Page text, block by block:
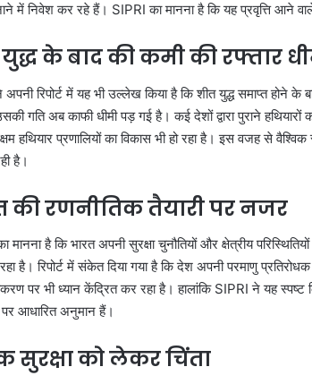
में निवेश कर रहे हैं। SIPRI का मानना है कि यह प्रवृत्ति आने वाले
के बाद की कमी की रफ्तार
रिपोर्ट में यह भी उल्लेख किया है कि शीत युद्ध समाप्त होने के
गति अब काफी धीमी पड़ गई है। कई देशों द्वारा पुराने
हथियार प्रणालियों का विकास भी हो रहा है। इस वजह से
है।
की रणनीतिक तैयारी पर नजर
मानना है कि भारत अपनी सुरक्षा चुनौतियों और क्षेत्रीय
है। रिपोर्ट में संकेत दिया गया है कि देश अपनी परमाणु
पर भी ध्यान केंद्रित कर रहा है। हालांकि SIPRI ने यह
आधारित अनुमान हैं।
सुरक्षा को लेकर चिंता